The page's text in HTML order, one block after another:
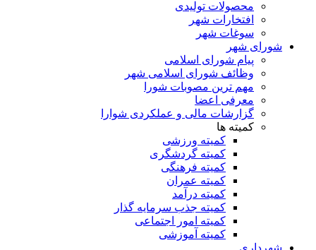
محصولات تولیدی
افتخارات شهر
سوغات شهر
شورای شهر
پیام شورای اسلامی
وظائف شورای اسلامی شهر
مهم ترین مصوبات شورا
معرفی اعضا
گزارشات مالی و عملکردی شوارا
کمیته ها
کمیته ورزشی
کمیته گردشگری
کمیته فرهنگی
کمیته عمران
کمیته درآمد
کمیته جذب سرمایه گذار
کمیته امور اجتماعی
کمیته آموزشی